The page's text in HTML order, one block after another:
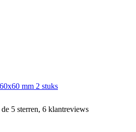
mm 2 stuks
5 sterren, 6 klantreviews